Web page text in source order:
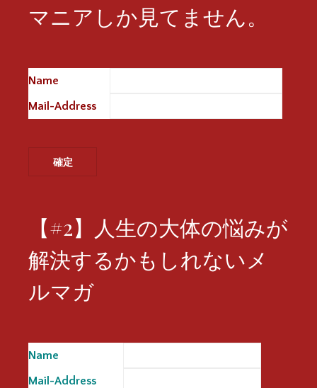
マニアしか見てません。
Name
Mail-Address
【#2】人生の大体の悩みが
解決するかもしれないメ
ルマガ
Name
Mail-Address